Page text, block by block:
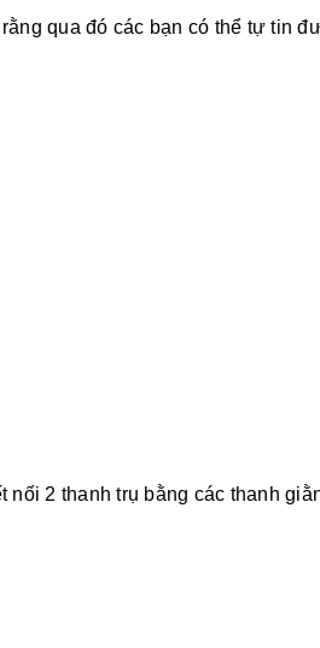
qua đó các bạn có thể tự tin
2 thanh trụ bằng các thanh